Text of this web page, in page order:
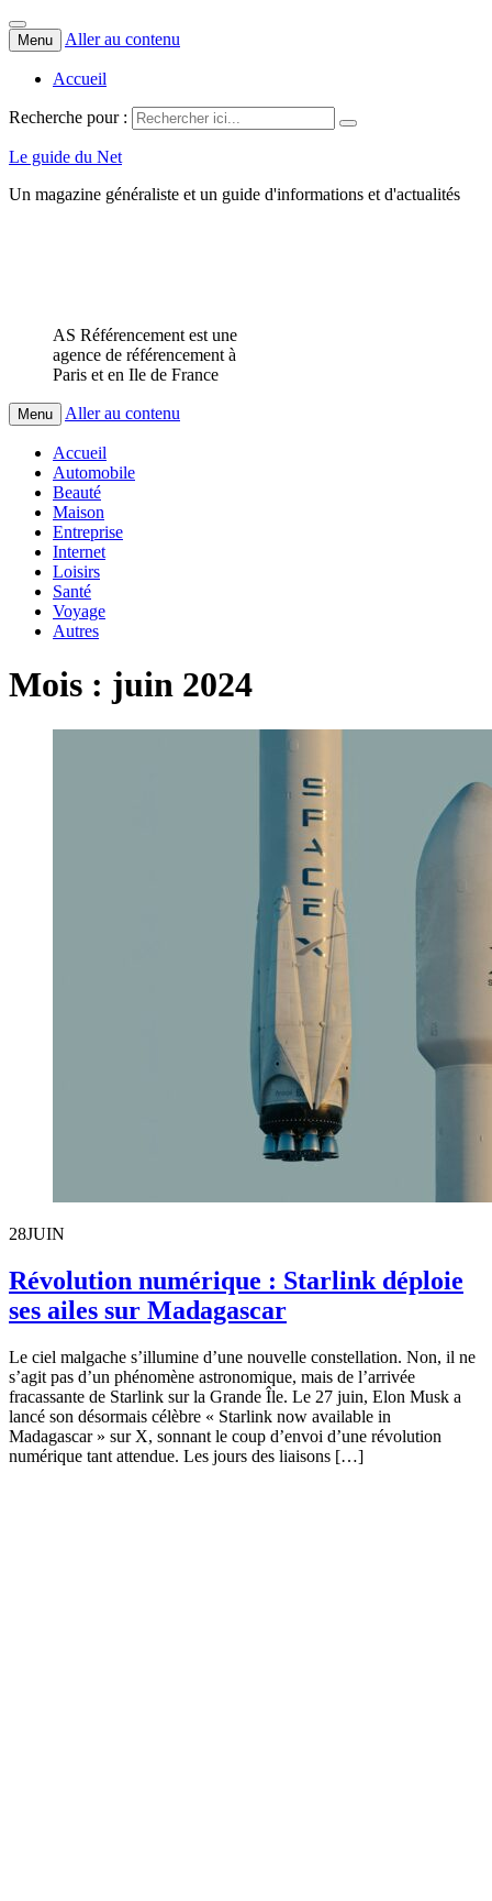
Menu Aller au contenu
Accueil
Recherche pour :
Le guide du Net
Un magazine généraliste et un guide d'informations et d'actualités
AS Référencement est une
agence de référencement à
Paris et en Ile de France
Menu Aller au contenu
Accueil
Automobile
Beauté
Maison
Entreprise
Internet
Loisirs
Santé
Voyage
Autres
Mois : juin 2024
28JUIN
Révolution numérique : Starlink déploie
ses ailes sur Madagascar
Le ciel malgache s’illumine d’une nouvelle constellation. Non, il ne
s’agit pas d’un phénomène astronomique, mais de l’arrivée
fracassante de Starlink sur la Grande Île. Le 27 juin, Elon Musk a
lancé son désormais célèbre « Starlink now available in
Madagascar » sur X, sonnant le coup d’envoi d’une révolution
numérique tant attendue. Les jours des liaisons […]